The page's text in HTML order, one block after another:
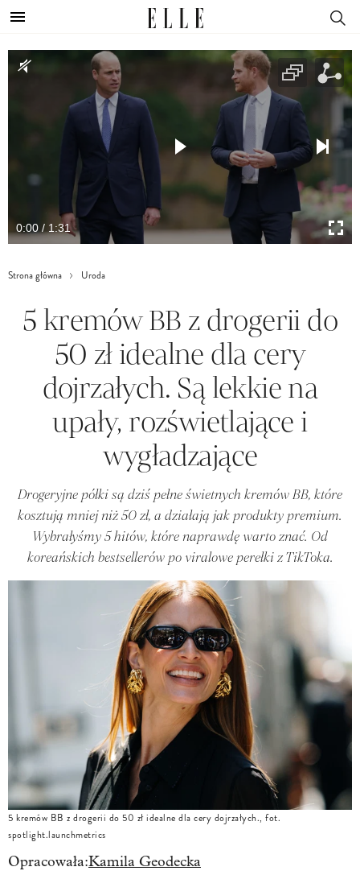
0:00 / 1:31
Strona główna Uroda
5 kremów BB z drogerii do
50 zł idealne dla cery
dojrzałych. Są lekkie na
upały, rozświetlające i
wygładzające
Drogeryjne półki są dziś pełne świetnych kremów BB, które
kosztują mniej niż 50 zł, a działają jak produkty premium.
Wybrałyśmy 5 hitów, które naprawdę warto znać. Od
koreańskich bestsellerów po viralowe perełki z TikToka.
5 kremów BB z drogerii do 50 zł idealne dla cery dojrzałych., fot.
spotlight.launchmetrics
Opracowała:Kamila Geodecka